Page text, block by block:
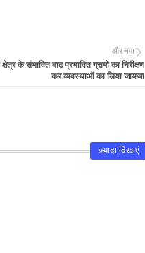
और नया
के संभावित बाढ़ प्रभावित ग्रामों का निरीक्षण
कर व्यवस्थाओं का लिया जायजा
ज़्यादा दिखाएं